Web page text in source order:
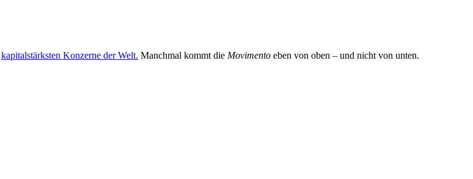
kapitalstärksten Konzerne der Welt. Manchmal kommt die Movimento eben von oben – und nicht von unten.